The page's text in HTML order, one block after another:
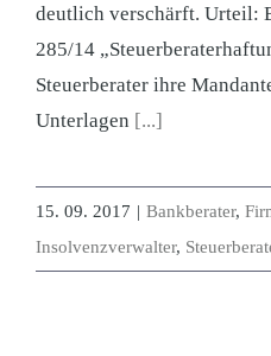
deutlich verschärft. Urteil:
285/14
Steuerberater ihre
Unterlagen [...]
15. 09. 2017 | Bankberater,
Insolvenzverwalter,